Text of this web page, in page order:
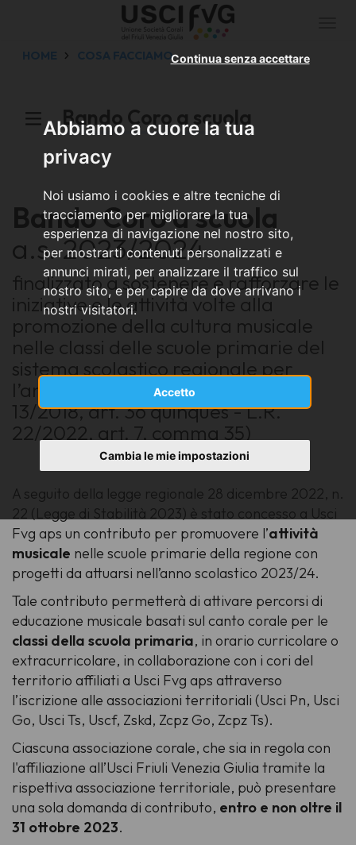
Abbiamo a cuore la tua
privacy
Noi usiamo i cookies e altre tecniche di
tracciamento per migliorare la tua
esperienza di navigazione nel nostro sito,
per mostrarti contenuti personalizzati e
annunci mirati, per analizzare il traffico sul
nostro sito, e per capire da dove arrivano i
nostri visitatori.
Accetto
Continua senza accettare
Cambia le mie impostazioni
HOME COSA FACCIAMO
Bando Coro a scuola
Bando Coro a scuola
a.s. 2023/2024
finalizzato a sostenere e rafforzare le
iniziative e le attività volte alla
promozione della cultura musicale
nelle classi delle scuole primarie del
sistema scolastico regionale per
l’anno scolastico 2023/24 (L.R.
13/2018, art. 36 quinques - L.R.
22/2022, art. 7, comma 35)
A seguito della legge regionale 28 dicembre 2022, n.
22 (Legge di Stabilità 2023) è stato concesso a Usci
Fvg aps un contributo per promuovere l’attività
musicale nelle scuole primarie della regione con
progetti da attuarsi nell’anno scolastico 2023/24.
Tale contributo permetterà di attivare percorsi di
educazione musicale basati sul canto corale per le
classi della scuola primaria, in orario curricolare o
extracurricolare, in collaborazione con i cori del
territorio affiliati a Usci Fvg aps attraverso
l’iscrizione alle associazioni territoriali (Usci Pn, Usci
Go, Usci Ts, Uscf, Zskd, Zcpz Go, Zcpz Ts).
Ciascuna associazione corale, che sia in regola con
l'affiliazione all’Usci Friuli Venezia Giulia tramite la
rispettiva associazione territoriale, può presentare
una sola domanda di contributo, entro e non oltre il
31 ottobre 2023.